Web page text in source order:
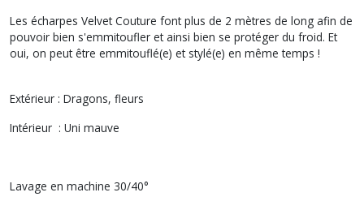
Les écharpes Velvet Couture font plus de 2 mètres de long afin de
pouvoir bien s'emmitoufler et ainsi bien se protéger du froid. Et
oui, on peut être emmitouflé(e) et stylé(e) en même temps !
Extérieur : Dragons, fleurs
Intérieur : Uni mauve
Lavage en machine 30/40°